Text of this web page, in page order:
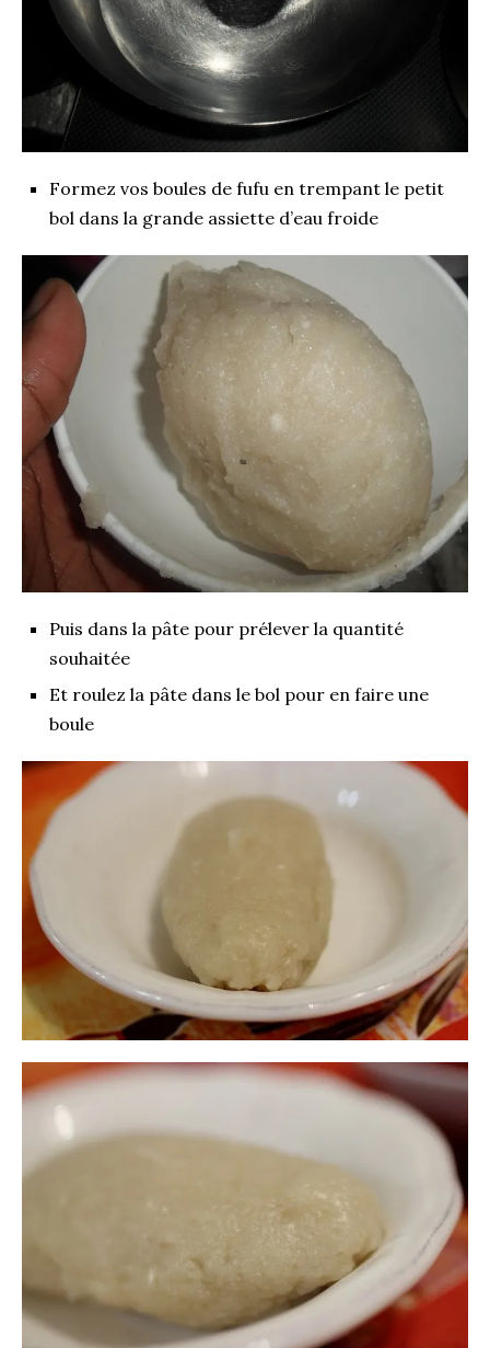
Formez vos boules de fufu en trempant le petit
bol dans la grande assiette d’eau froide
Puis dans la pâte pour prélever la quantité
souhaitée
Et roulez la pâte dans le bol pour en faire une
boule